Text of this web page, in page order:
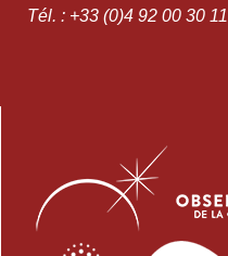
Tél. : +33 (0)4 92 00 30